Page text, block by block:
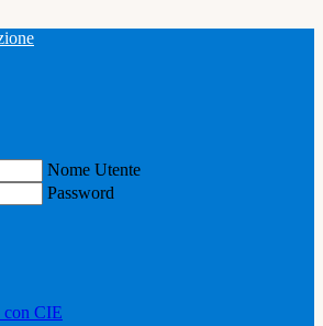
Nome Utente
Password
con CIE